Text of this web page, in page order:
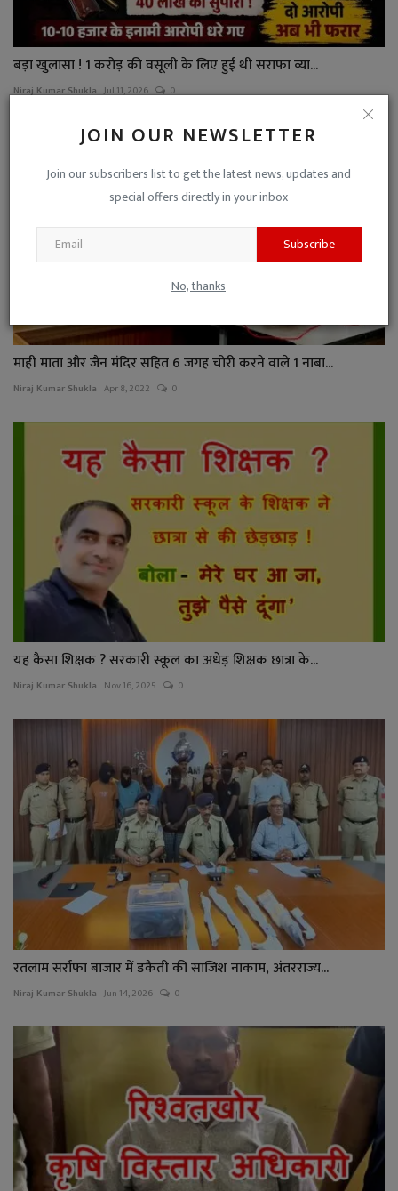
JOIN OUR NEWSLETTER
Join our subscribers list to get the latest news, updates and
special offers directly in your inbox
Subscribe
No, thanks
बड़ा खुलासा ! 1 करोड़ की वसूली के लिए हुई थी सराफा व्या...
Niraj Kumar Shukla Jul 11, 2026 0
माही माता और जैन मंदिर सहित 6 जगह चोरी करने वाले 1 नाबा...
Niraj Kumar Shukla Apr 8, 2022 0
यह कैसा शिक्षक ? सरकारी स्कूल का अधेड़ शिक्षक छात्रा के...
Niraj Kumar Shukla Nov 16, 2025 0
रतलाम सर्राफा बाजार में डकैती की साजिश नाकाम, अंतरराज्य...
Niraj Kumar Shukla Jun 14, 2026 0